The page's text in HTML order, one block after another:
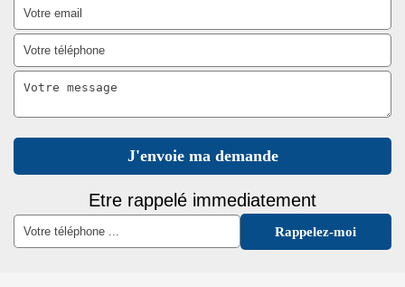
Etre rappelé immediatement